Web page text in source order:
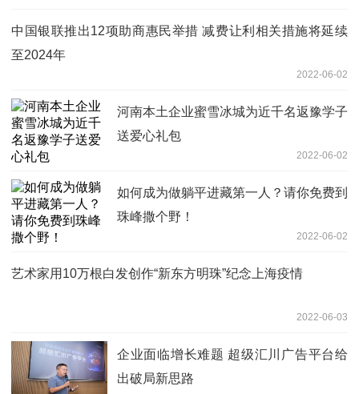
中国银联推出12项助商惠民举措 减费让利相关措施将延续
至2024年
2022-06-02
河南本土企业蜜雪冰城为近千名返豫学子
送爱心礼包
2022-06-02
如何成为做躺平进藏第一人？请你免费到
珠峰撒个野！
2022-06-02
艺术家用10万根白发创作“新东方明珠”纪念上海疫情
2022-06-03
企业面临增长难题 超级汇川广告平台给
出破局新思路